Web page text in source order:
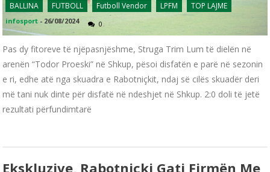
BALLINA FUTBOLL Futboll Vendor LPFM TOP LAJME
infosport - 26/08/2024 0
Pas dy fitoreve të njëpasnjëshme, Struga Trim Lum të dielën në
arenën “Todor Proeski” në Shkup, pësoi disfatën e parë në sezonin
e ri, edhe atë nga skuadra e Rabotniçkit, ndaj së cilës skuadër deri
më tani nuk dinte për disfatë në ndeshjet në Shkup. 2:0 doli të jetë
rezultati përfundimtarë
Ekskluzive, Rabotniçki Gati Firmën Me